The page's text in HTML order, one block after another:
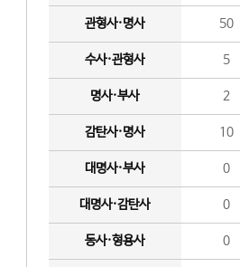
관형사·명사 50
수사·관형사 5
명사·부사 2
감탄사·명사 10
대명사·부사 0
대명사·감탄사 0
동사·형용사 0